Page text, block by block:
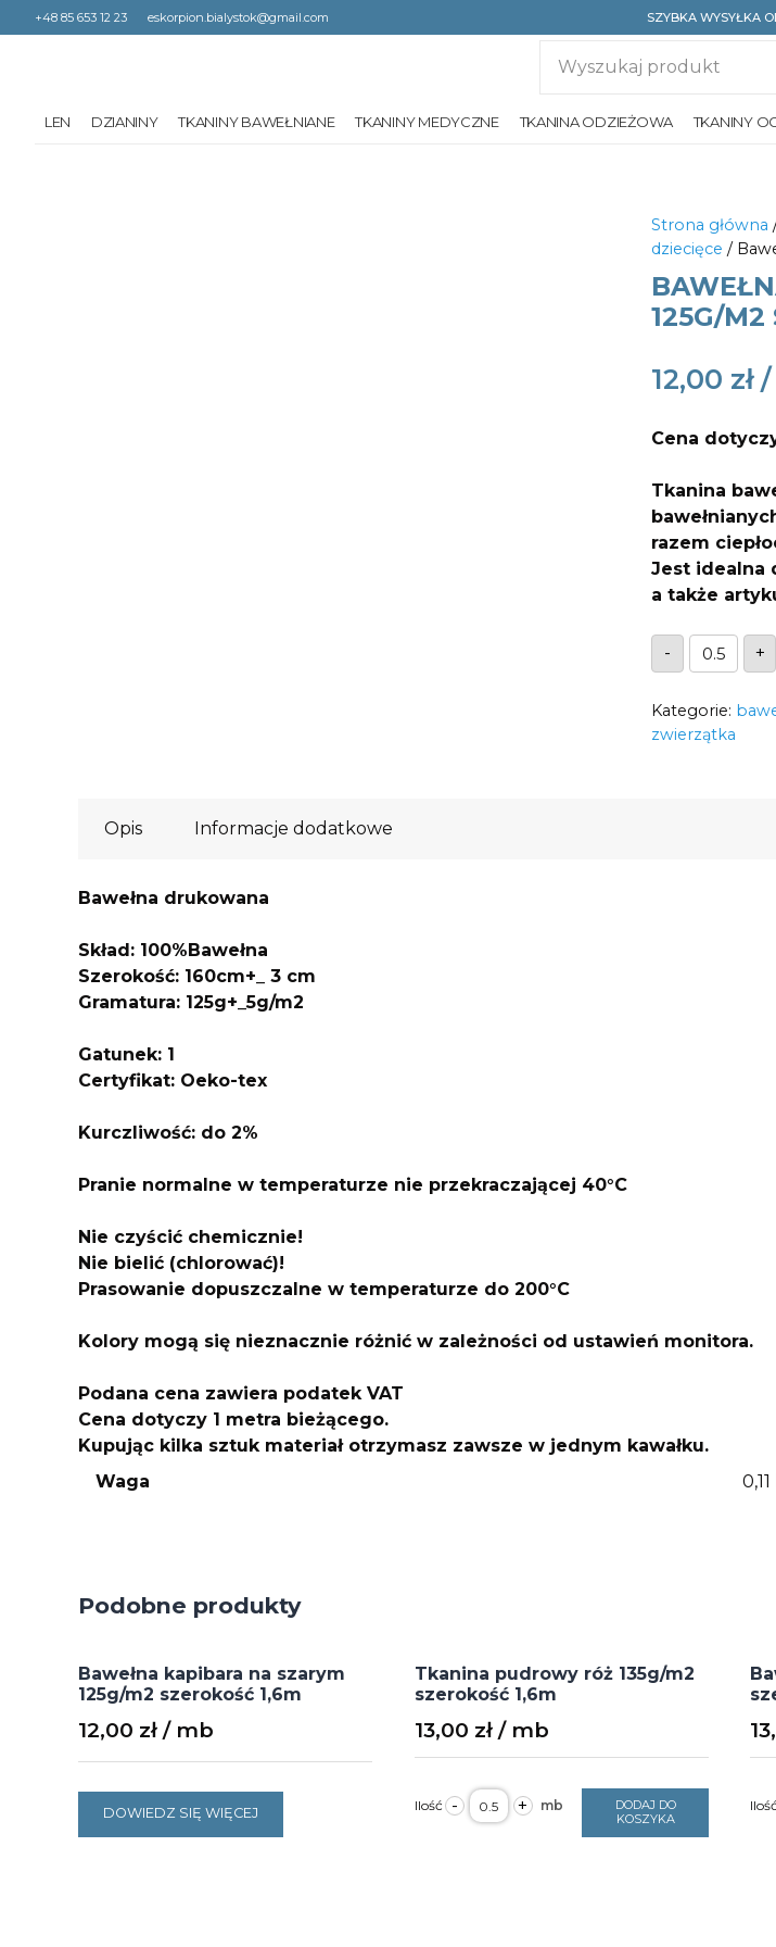
+48 85 653 12 23 eskorpion.bialystok@gmail.com SZYBKA WYSYŁKA
LEN DZIANINY TKANINY BAWEŁNIANE TKANINY MEDYCZNE TKANINA ODZIEŻOWA TKANINY
Strona główna
dziecięce /
125G/M2
12,00 zł
Cena
Tkanina
razem
Jest idealna
a także
-
ilość
Bawełna
zajączki
różowymi
uszkami
125g/m2
+
Kategorie:
zwierzątka
Opis Informacje dodatkowe
Bawełna drukowana
Skład: 100%Bawełna
Szerokość: 160cm+_ 3 cm
Gramatura: 125g+_5g/m2
Gatunek: 1
Certyfikat: Oeko-tex
Kurczliwość: do 2%
Pranie normalne w temperaturze nie przekraczającej 40°C
Nie czyścić chemicznie!
Nie bielić (chlorować)!
Prasowanie dopuszczalne w temperaturze do 200°C
Kolory mogą się nieznacznie różnić w zależności od ustawień monitora.
Podana cena zawiera podatek VAT
Cena dotyczy 1 metra bieżącego.
Kupując kilka sztuk materiał otrzymasz zawsze w jednym kawałku.
Waga
Podobne produkty
Bawełna kapibara na szarym
125g/m2 szerokość 1,6m
12,00 zł
DOWIEDZ SIĘ WIĘCEJ
Tkanina pudrowy róż 135g/m2
szerokość 1,6m
13,00 zł
- ilość
Tkanina
pudrowy
+
DODAJ DO
KOSZYKA